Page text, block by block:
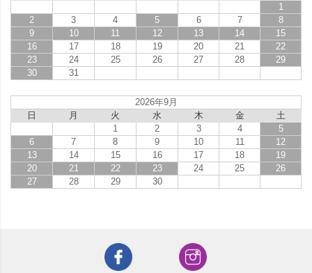
1
2
3 4 5 6 7
8
9
10 11 12 13 14
15
16
17 18 19 20 21
22
23
24 25 26 27 28
29
30
31
2026年9月
日
月 火 水 木 金
土
1
2 3 4
5
6
7 8 9 10 11
12
13
14 15 16 17 18
19
20
21 22 23 24 25
26
27
28 29 30